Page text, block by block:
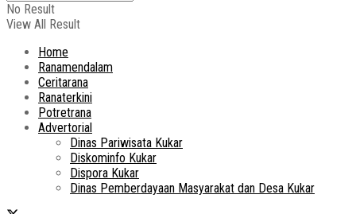
No Result
View All Result
Home
Ranamendalam
Ceritarana
Ranaterkini
Potretrana
Advertorial
Dinas Pariwisata Kukar
Diskominfo Kukar
Dispora Kukar
Dinas Pemberdayaan Masyarakat dan Desa Kukar